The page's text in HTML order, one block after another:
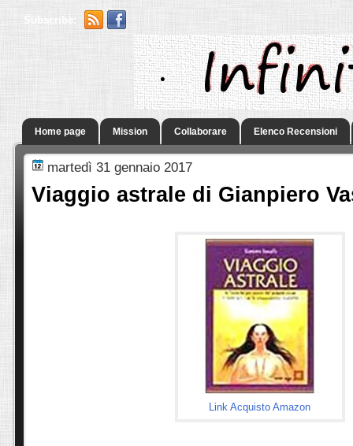
Subscribe:
.
Home page Mission Collaborare Elenco Recensioni
martedì 31 gennaio 2017
Viaggio astrale di Gianpiero
Link Acquisto Amazon